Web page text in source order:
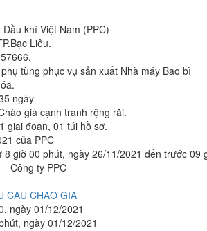
khí Việt Nam (PPC)
Liêu.
tùng phục vụ sản xuất Nhà máy Bao bì
ngày
giá cạnh tranh rộng rãi.
giai đoạn, 01 túi hồ sơ.
của PPC
8 giờ 00 phút, ngày 26/11/2021 đến trước 09
Công ty PPC
CAU CHAO GIA
ngày 01/12/2021
ngày 01/12/2021